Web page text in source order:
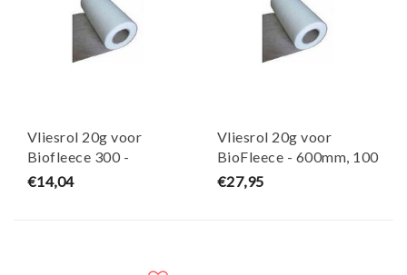
Vliesrol 20g voor
Biofleece 300 -
Aquaforte
€14,04
Vliesrol 20g voor
BioFleece - 600mm, 100
meter - Aquaforte
€27,95